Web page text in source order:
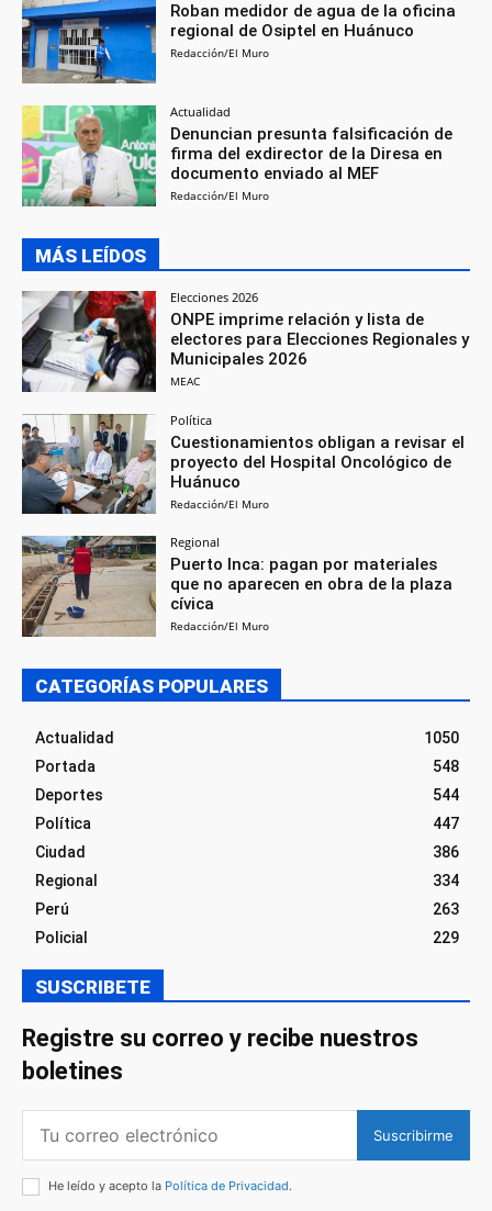
Roban medidor de agua de la oficina
regional de Osiptel en Huánuco
Redacción/El Muro
Actualidad
Denuncian presunta falsificación de
firma del exdirector de la Diresa en
documento enviado al MEF
Redacción/El Muro
MÁS LEÍDOS
Elecciones 2026
ONPE imprime relación y lista de
electores para Elecciones Regionales y
Municipales 2026
MEAC
Política
Cuestionamientos obligan a revisar el
proyecto del Hospital Oncológico de
Huánuco
Redacción/El Muro
Regional
Puerto Inca: pagan por materiales
que no aparecen en obra de la plaza
cívica
Redacción/El Muro
CATEGORÍAS POPULARES
Actualidad
1050
Portada
548
Deportes
544
Política
447
Ciudad
386
Regional
334
Perú
263
Policial
229
SUSCRIBETE
Registre su correo y recibe nuestros
boletines
Suscribirme
He leído y acepto la Política de Privacidad.